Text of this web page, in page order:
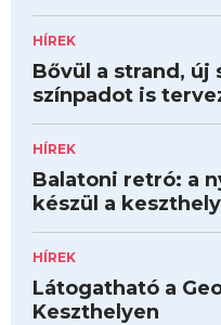
HÍREK
Bővül a strand, új
színpadot is
HÍREK
Balatoni retró: a
készül a
HÍREK
Látogatható a
Keszthelyen